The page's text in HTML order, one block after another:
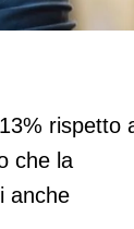
rispetto
che la
anche